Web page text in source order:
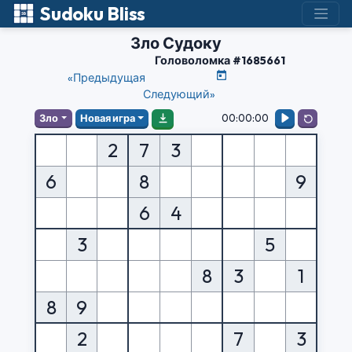
Sudoku Bliss
Зло Судоку
«Предыдущая
Головоломка #1685661
Следующий»
Зло Новая игра 00:00:00
2 7
3
6
8
9
6
4
3
5
8
3
1
8
9
2
7 3